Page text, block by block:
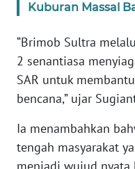
Kuburan Massal
“Brimob Sultra
2 senantiasa
SAR untuk
bencana,” ujar
Ia menambahkan
tengah masyarakat
WN
JAMBI
SULTRA